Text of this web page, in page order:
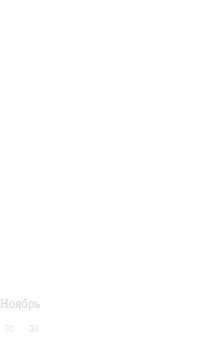
Ноябрь
30 31